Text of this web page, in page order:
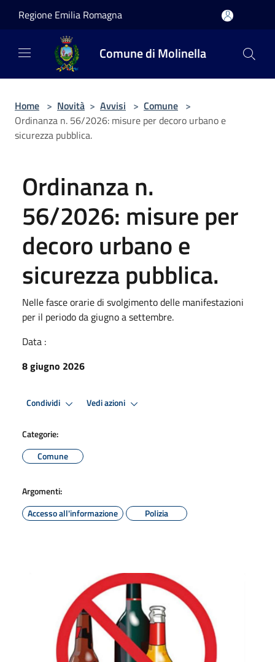
Regione Emilia Romagna
Comune di Molinella
Home > Novità > Avvisi > Comune >
Ordinanza n. 56/2026: misure per decoro urbano e
sicurezza pubblica.
Ordinanza n.
56/2026: misure per
decoro urbano e
sicurezza pubblica.
Nelle fasce orarie di svolgimento delle manifestazioni
per il periodo da giugno a settembre.
Data :
8 giugno 2026
Condividi Vedi azioni
Categorie:
Comune
Argomenti:
Accesso all'informazione
Polizia